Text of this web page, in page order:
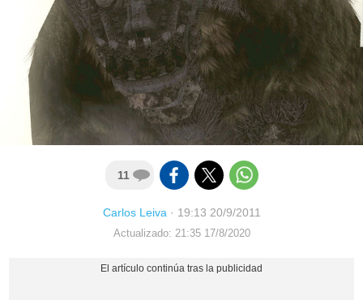
11
Carlos Leiva· 19:13 20/9/2011
Actualizado: 21:35 17/8/2020